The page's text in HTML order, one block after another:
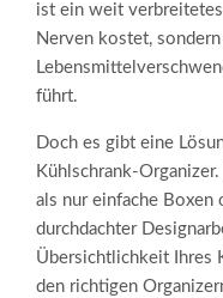
ist ein weit
Nerven kostet, sondern
führt.
Doch es gibt eine
Kühlschrank-
als nur einfache Boxen
durchdachter
Übersichtlichkeit Ihres
den richtigen